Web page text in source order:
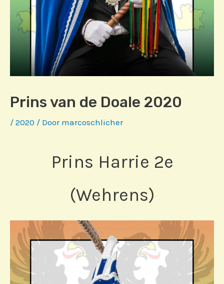
Prins van de Doale 2020
/ 2020 / Door marcoschlicher
Prins Harrie 2e
(Wehrens)